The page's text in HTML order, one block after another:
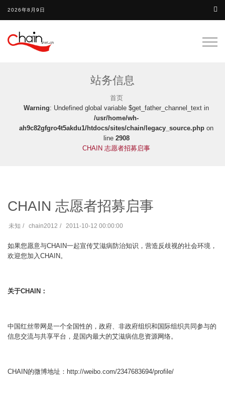
2026年8月9日
站务信息
首页
Warning: Undefined global variable $get_father_channel_text in
/usr/home/wh-
ah9c82gfgro4t5akdu1/htdocs/sites/chain/legacy_source.php on
line 2908
CHAIN 志愿者招募启事
CHAIN 志愿者招募启事
未知 chain2012 2011-10-12 00:00:00
如果您愿意与CHAIN一起宣传艾滋病防治知识，营造反歧视的社会环境，
欢迎您加入CHAIN。
关于CHAIN ：
中国红丝带网是一个全国性的，政府、非政府组织和国际组织共同参与的
信息交流与共享平台，是国内最大的艾滋病信息资源网络。
CHAIN的微博地址：http://weibo.com/2347683694/profile/